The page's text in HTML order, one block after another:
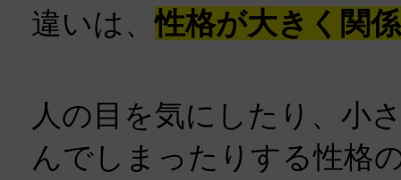
違いは、性格が大きく関係
人の目を気にしたり、小
んでしまったりする性格